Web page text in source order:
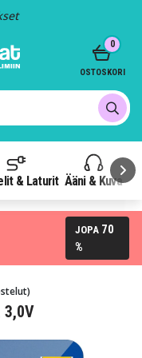
& Laturit Ääni & Kuva
0
OSTOSKORI
JOPA 70
%